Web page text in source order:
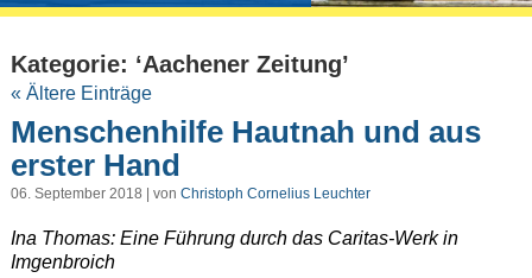
Kategorie: ‘Aachener Zeitung’
« Ältere Einträge
Menschenhilfe Hautnah und aus
erster Hand
06. September 2018 | von Christoph Cornelius Leuchter
Ina Thomas: Eine Führung durch das Caritas-Werk in
Imgenbroich